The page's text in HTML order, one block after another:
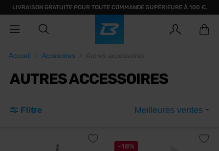
LIVRAISON GRATUITE POUR TOUTE COMMANDE SUPÉRIEURE À 100 €.
Accueil Accesoires Autres accessoires
AUTRES ACCESSOIRES
Filtre Meilleures ventes
-18%